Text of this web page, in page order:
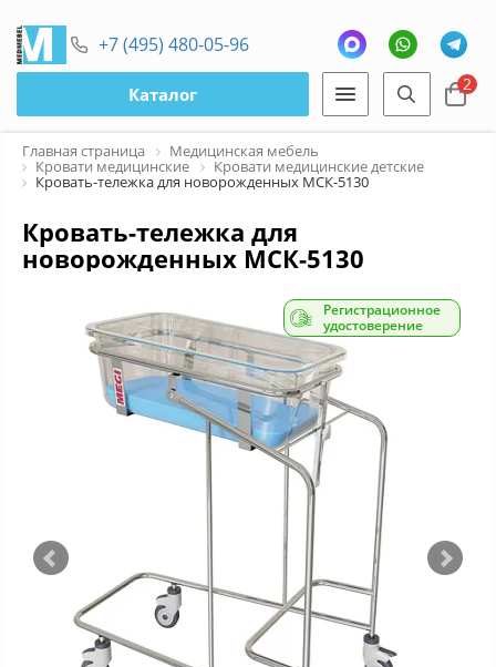
+7 (495) 480-05-96
Каталог 2
Главная страница Медицинская мебель
Кровати медицинские Кровати медицинские детские
Кровать-тележка для новорожденных МСК-5130
Кровать-тележка для
новорожденных МСК-5130
Регистрационное
удостоверение